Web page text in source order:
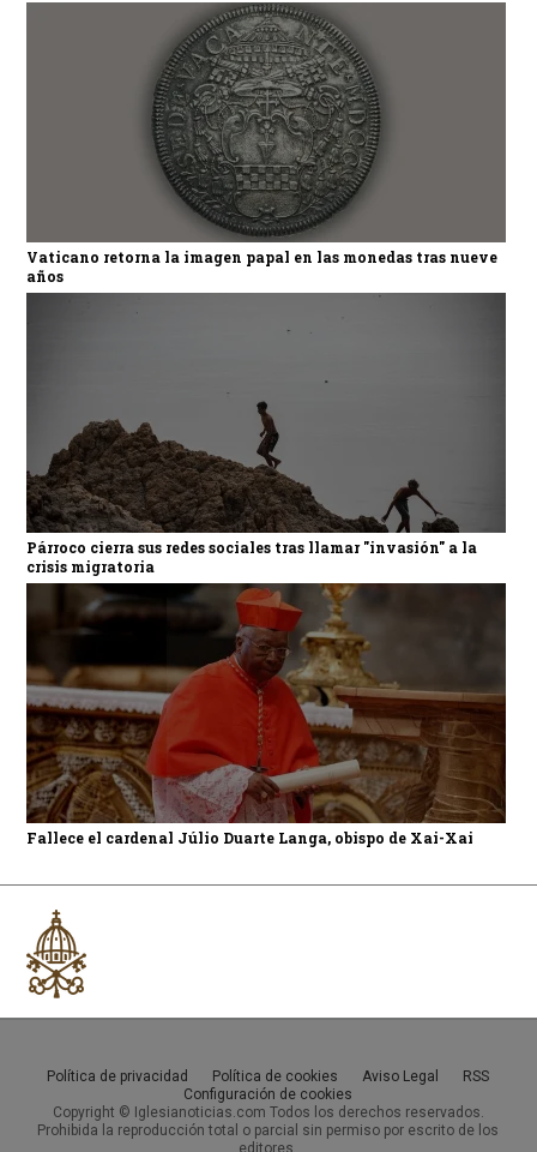
Vaticano retorna la imagen papal en las monedas tras nueve
años
Párroco cierra sus redes sociales tras llamar "invasión" a la
crisis migratoria
Fallece el cardenal Júlio Duarte Langa, obispo de Xai-Xai
Política de privacidad Política de cookies Aviso Legal
RSS
Configuración de cookies
Copyright © Iglesianoticias.com Todos los derechos reservados.
Prohibida la reproducción total o parcial sin permiso por escrito de los
editores.